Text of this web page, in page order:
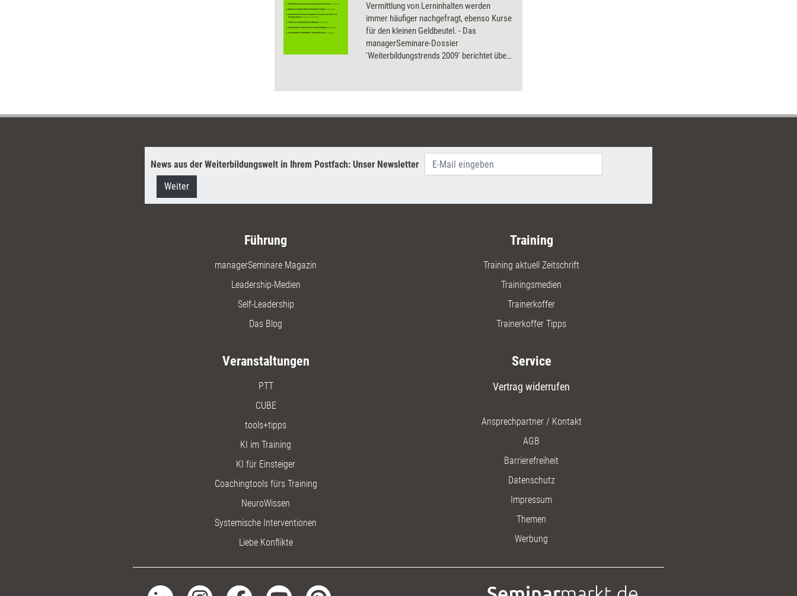
Vermittlung von Lerninhalten werden
immer häufiger nachgefragt, ebenso Kurse
für den kleinen Geldbeutel. - Das
managerSeminare-Dossier
'Weiterbildungstrends 2009' berichtet über
Weiterbildungsmarkt.
News aus der Weiterbildungswelt in Ihrem Postfach: Unser Newsletter
Weiter
Führung
managerSeminare Magazin
Leadership-Medien
Self-Leadership
Das Blog
Training
Training aktuell Zeitschrift
Trainingsmedien
Trainerkoffer
Trainerkoffer Tipps
Veranstaltungen
PTT
CUBE
tools+tipps
KI im Training
KI für Einsteiger
Coachingtools fürs Training
NeuroWissen
Systemische Interventionen
Liebe Konflikte
Service
Vertrag widerrufen
Ansprechpartner / Kontakt
AGB
Barrierefreiheit
Datenschutz
Impressum
Themen
Werbung